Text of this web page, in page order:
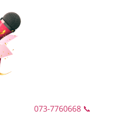
📞 073-7760668